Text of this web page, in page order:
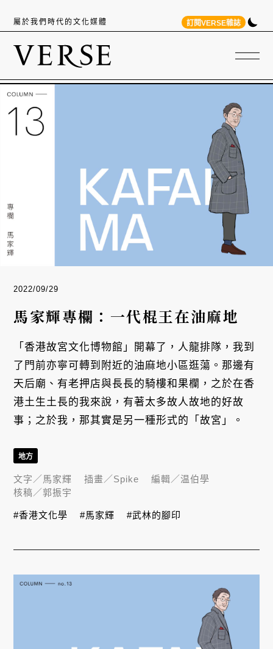
屬於我們時代的文化媒體 訂閱VERSE雜誌
2022/09/29
馬家輝專欄：一代棍王在油麻地
「香港故宮文化博物館」開幕了，人龍排隊，我到
了門前亦寧可轉到附近的油麻地小區逛蕩。那邊有
天后廟、有老押店與長長的騎樓和果欄，之於在香
港土生土長的我來說，有著太多故人故地的好故
事；之於我，那其實是另一種形式的「故宮」。
地方
文字／ 馬家輝 插畫／Spike 編輯／温伯學
核稿／郭振宇
#香港文化學 #馬家輝 #武林的腳印